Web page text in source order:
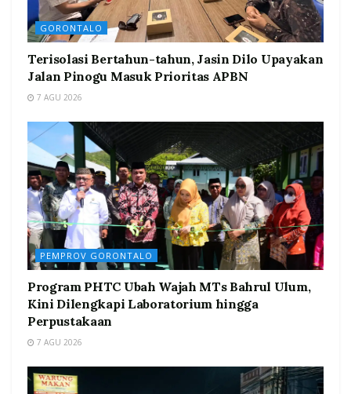
GORONTALO
Terisolasi Bertahun-tahun, Jasin Dilo Upayakan
Jalan Pinogu Masuk Prioritas APBN
7 AGU 2026
PEMPROV GORONTALO
Program PHTC Ubah Wajah MTs Bahrul Ulum,
Kini Dilengkapi Laboratorium hingga
Perpustakaan
7 AGU 2026